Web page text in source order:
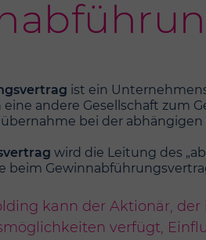
ist ein
eine andere Gesellschaft zum
bei der
wird die Leitung des
beim
kann der Aktionär,
verfügt,